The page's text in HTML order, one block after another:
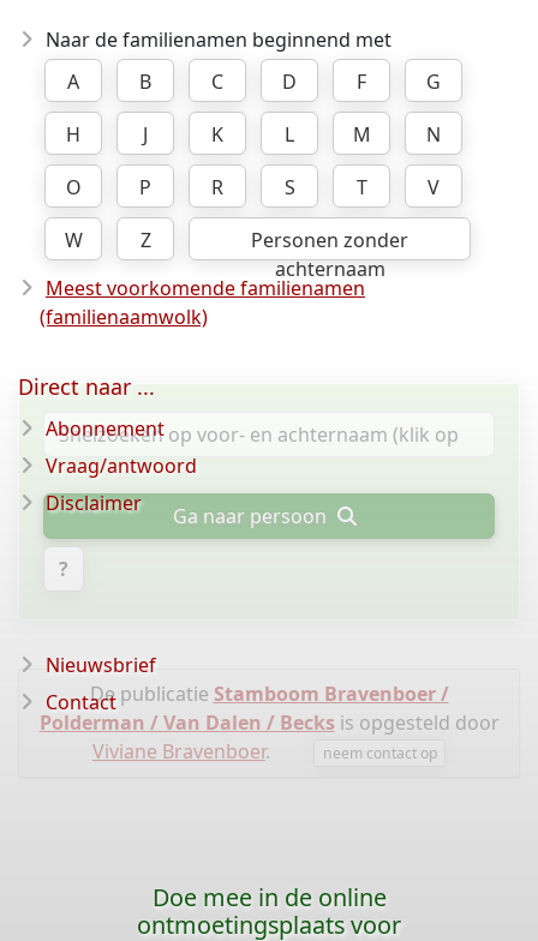
Naar de familienamen beginnend met
A
B C D F
G
H
J K L M
N
O
P R S T
V
W
Z
Personen zonder
achternaam
Meest voorkomende familienamen
(familienaamwolk)
Ga naar persoon
?
De publicatie Stamboom Bravenboer /
Polderman / Van Dalen / Becks is opgesteld door
Viviane Bravenboer. neem contact op
Direct naar ...
Abonnement
Vraag/antwoord
Disclaimer
Nieuwsbrief
Contact
Doe mee in de online
ontmoetingsplaats voor